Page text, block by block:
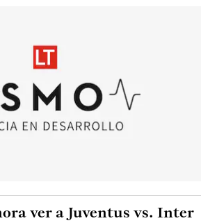
ver a Juventus vs. Inter